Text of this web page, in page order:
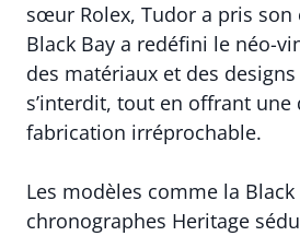
sœur Rolex, Tudor a pris son
Black Bay a redéfini le néo-
des matériaux et des
s’interdit, tout en offrant une
fabrication irréprochable.
Les modèles comme la Black
chronographes Heritage